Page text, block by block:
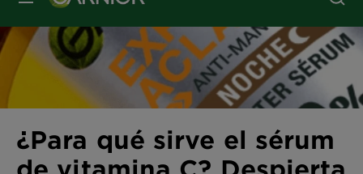
¿Para qué sirve el sérum
de vitamina C? Despierta